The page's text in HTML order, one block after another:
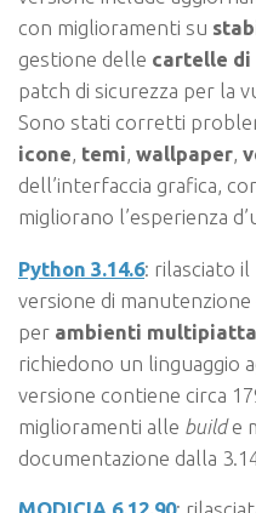
con miglioramenti su
gestione delle cartelle di
patch di sicurezza per la
Sono stati corretti
icone, temi, wallpaper,
dell’interfaccia grafica,
migliorano l’esperienza
Python 3.14.6: rilasciato il
versione di
per ambienti
richiedono un linguaggio
versione contiene circa
miglioramenti alle builde
documentazione dalla